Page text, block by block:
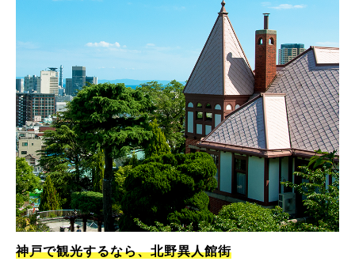
神戸で観光するなら、北野異人館街